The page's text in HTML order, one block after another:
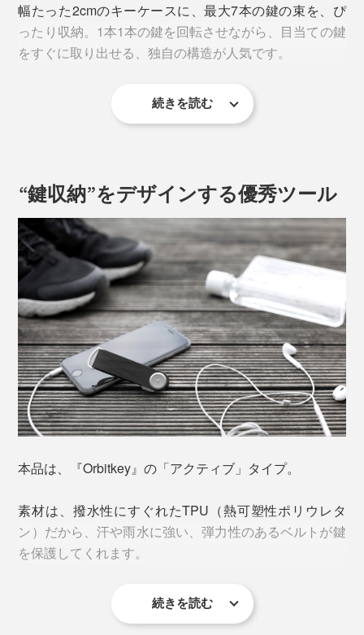
幅たった2cmのキーケースに、最大7本の鍵の束を、ぴ
ったり収納。1本1本の鍵を回転させながら、目当ての鍵
をすぐに取り出せる、独自の構造が人気です。
鍵が触れ合ってジャラジャラ鳴ったり、揺れてつかみに
くかったり、まちがった鍵をつかんだり……今までのイ
ライラから解放されます。
続きを読む
“鍵収納”をデザインする優秀ツール
本品は、『Orbitkey』の「アクティブ」タイプ。
素材は、撥水性にすぐれたTPU（熱可塑性ポリウレタ
ン）だから、汗や雨水に強い、弾力性のあるベルトが鍵
を保護してくれます。
続きを読む